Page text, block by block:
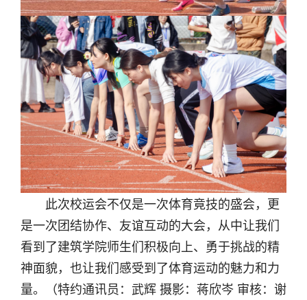
此次校运会不仅是一次体育竟技的盛会，更
是一次团结协作、友谊互动的大会，从中让我们
看到了建筑学院师生们积极向上、勇于挑战的精
神面貌，也让我们感受到了体育运动的魅力和力
量。（特约通讯员：武辉 摄影：蒋欣岑 审核：谢